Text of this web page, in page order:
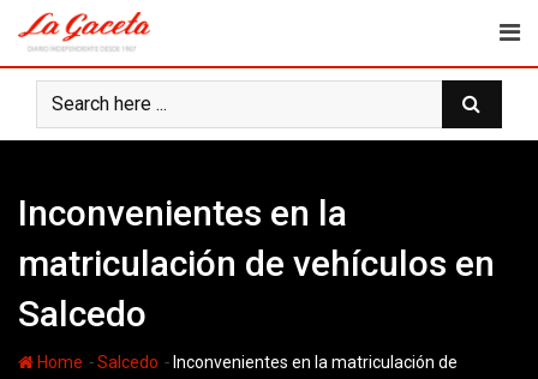
content
Inconvenientes en la
matriculación de vehículos en
Salcedo
Home -Salcedo - Inconvenientes en la matriculación de